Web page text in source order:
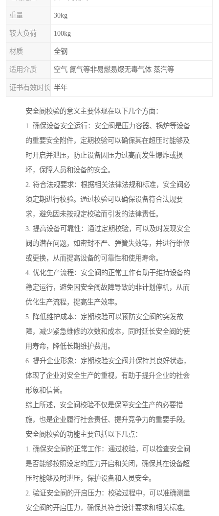
重量 30kg
较大负荷 100kg
材质 全钢
适用介质 空气 氮气等非易燃易爆无毒气体 蒸汽等
证书有效时长 半年
安全阀校验的意义主要体现在以下几个方面：
1. 确保设备安全运行：安全阀是压力容器、锅炉等设备
的重要安全附件，定期校验可以确保其在超压时能够及
时开启并泄压，防止设备因压力过高而发生爆炸或损
坏，保障人员和设备的安全。
2. 符合法规要求：根据相关法律法规和标准，安全阀必
须定期进行校验。通过校验可以确保设备符合法规要
求，避免因未按规定校验而引发的法律责任。
3. 提高设备可靠性：通过定期校验，可以及时发现安全
阀的潜在问题，如密封不严、弹簧失效等，并进行维修
或更换，从而提高设备的可靠性和使用寿命。
4. 优化生产流程：安全阀的正常工作有助于维持设备的
稳定运行，避免因安全阀故障导致的非计划停机，从而
优化生产流程，提高生产效率。
5. 降低维护成本：定期校验可以预防安全阀的突发故
障，减少紧急维修的次数和成本，同时延长安全阀的使
用寿命，降低长期维护费用。
6. 提升企业形象：定期校验安全阀并保持其良好状态，
体现了企业对安全生产的重视，有助于提升企业的社会
形象和信誉。
综上所述，安全阀校验不仅是保障安全生产的必要措
施，也是企业履行社会责任、提升竞争力的重要手段。
安全阀校验的功能主要包括以下几点：
1. 确保安全阀的正常工作：通过校验，可以检查安全阀
是否能够按照设定的压力开启和关闭，确保其在设备超
压时能够及时泄压，保护设备和人员安全。
2. 验证安全阀的开启压力：校验过程中，可以准确测量
安全阀的开启压力，确保其符合设计要求和相关标准。